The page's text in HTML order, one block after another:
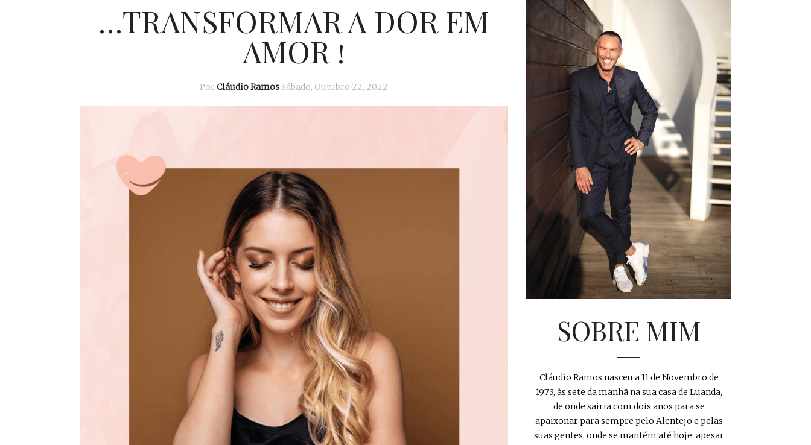
…TRANSFORMAR A DOR EM
AMOR !
Por Cláudio Ramos Sábado, Outubro 22, 2022
SOBRE MIM
Cláudio Ramos nasceu a 11 de Novembro de
1973, às sete da manhã na sua casa de Luanda,
de onde sairia com dois anos para se
apaixonar para sempre pelo Alentejo e pelas
suas gentes, onde se mantém até hoje, apesar